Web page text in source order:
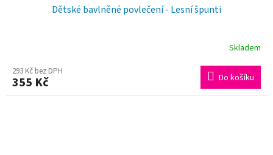
Dětské bavlněné povlečení - Lesní špunti
Skladem
293 Kč bez DPH
355 Kč Do košíku